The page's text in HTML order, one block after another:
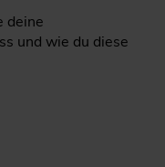
deine
und wie du diese